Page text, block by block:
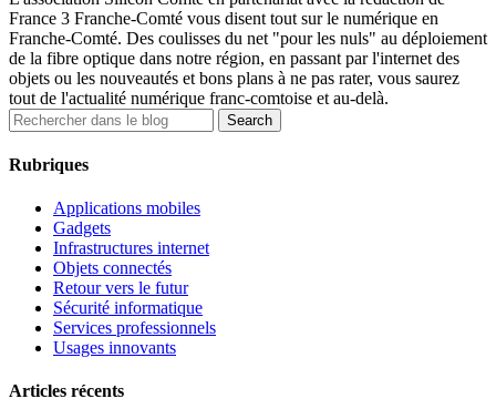
France 3 Franche-Comté vous disent tout sur le numérique en
Franche-Comté. Des coulisses du net "pour les nuls" au déploiement
de la fibre optique dans notre région, en passant par l'internet des
objets ou les nouveautés et bons plans à ne pas rater, vous saurez
tout de l'actualité numérique franc-comtoise et au-delà.
Rubriques
Applications mobiles
Gadgets
Infrastructures internet
Objets connectés
Retour vers le futur
Sécurité informatique
Services professionnels
Usages innovants
Articles récents